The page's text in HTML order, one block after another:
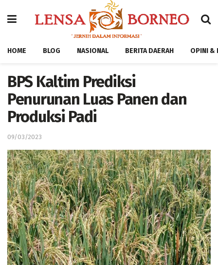
HOME BLOG NASIONAL BERITA DAERAH OPINI &
BPS Kaltim Prediksi
Penurunan Luas Panen dan
Produksi Padi
09/03/2023